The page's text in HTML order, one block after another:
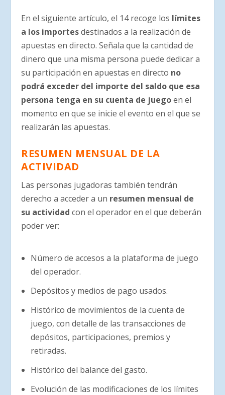
En el siguiente artículo, el 14 recoge los límites
a los importesdestinados a la realización de
apuestas en directo. Señala que la cantidad de
dinero que una misma persona puede dedicar a
su participación en apuestas en directo no
podrá exceder del importe del saldo que esa
persona tenga en su cuenta de juegoen el
momento en que se inicie el evento en el que se
realizarán las apuestas.
RESUMEN MENSUAL DE LA
ACTIVIDAD
Las personas jugadoras también tendrán
derecho a acceder a un resumen mensual de
su actividad con el operador en el que deberán
poder ver:
Número de accesos a la plataforma de juego
del operador.
Depósitos y medios de pago usados.
Histórico de movimientos de la cuenta de
juego, con detalle de las transacciones de
depósitos, participaciones, premios y
retiradas.
Histórico del balance del gasto.
Evolución de las modificaciones de los límites